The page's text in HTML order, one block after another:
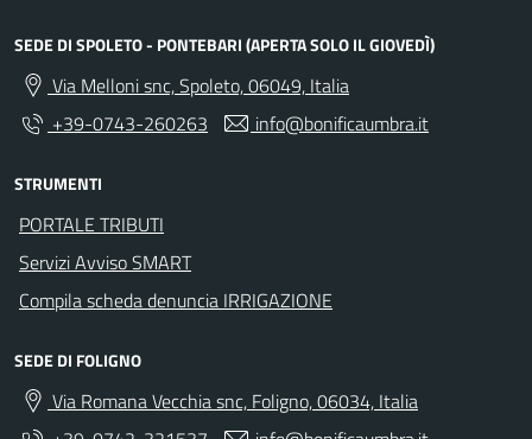
SEDE DI SPOLETO - PONTEBARI (APERTA SOLO IL GIOVEDÌ)
Via Melloni snc, Spoleto, 06049, Italia
+39-0743-260263
info@bonificaumbra.it
STRUMENTI
PORTALE TRIBUTI
Servizi Avviso SMART
Compila scheda denuncia IRRIGAZIONE
SEDE DI FOLIGNO
Via Romana Vecchia snc, Foligno, 06034, Italia